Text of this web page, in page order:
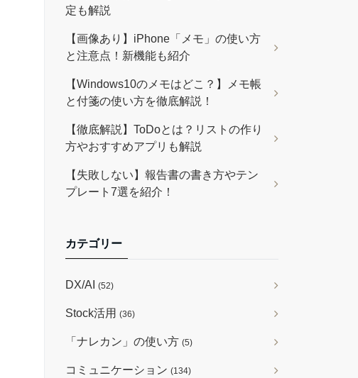
定も解説
【画像あり】iPhone「メモ」の使い方
と注意点！新機能も紹介
【Windows10のメモはどこ？】メモ帳
と付箋の使い方を徹底解説！
【徹底解説】ToDoとは？リストの作り
方やおすすめアプリも解説
【失敗しない】報告書の書き方やテン
プレート7選を紹介！
カテゴリー
DX/AI (52)
Stock活用 (36)
「ナレカン」の使い方 (5)
コミュニケーション (134)